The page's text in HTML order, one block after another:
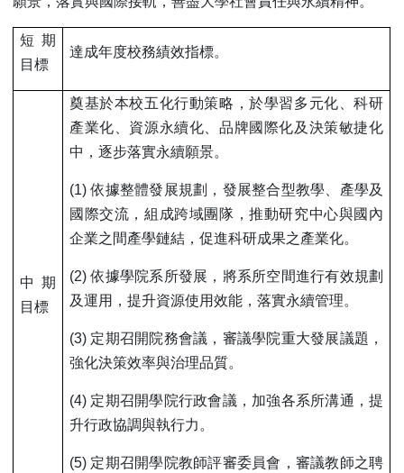
短期
目標
達成年度校務績效指標。
中期
目標
奠基於本校五化行動策略，於學習多元化、科研
產業化、資源永續化、品牌國際化及決策敏捷化
中，逐步落實永續願景。
(1)依據整體發展規劃，發展整合型教學、產學及
國際交流，組成跨域團隊，推動研究中心與國內
企業之間產學鏈結，促進科研成果之產業化。
(2)依據學院系所發展，將系所空間進行有效規劃
及運用，提升資源使用效能，落實永續管理。
(3) 定期召開院務會議，審議學院重大發展議題，
強化決策效率與治理品質。
(4) 定期召開學院行政會議，加強各系所溝通，提
升行政協調與執行力。
(5) 定期召開學院教師評審委員會，審議教師之聘